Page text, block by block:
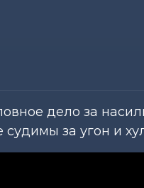
дело за
за угон и